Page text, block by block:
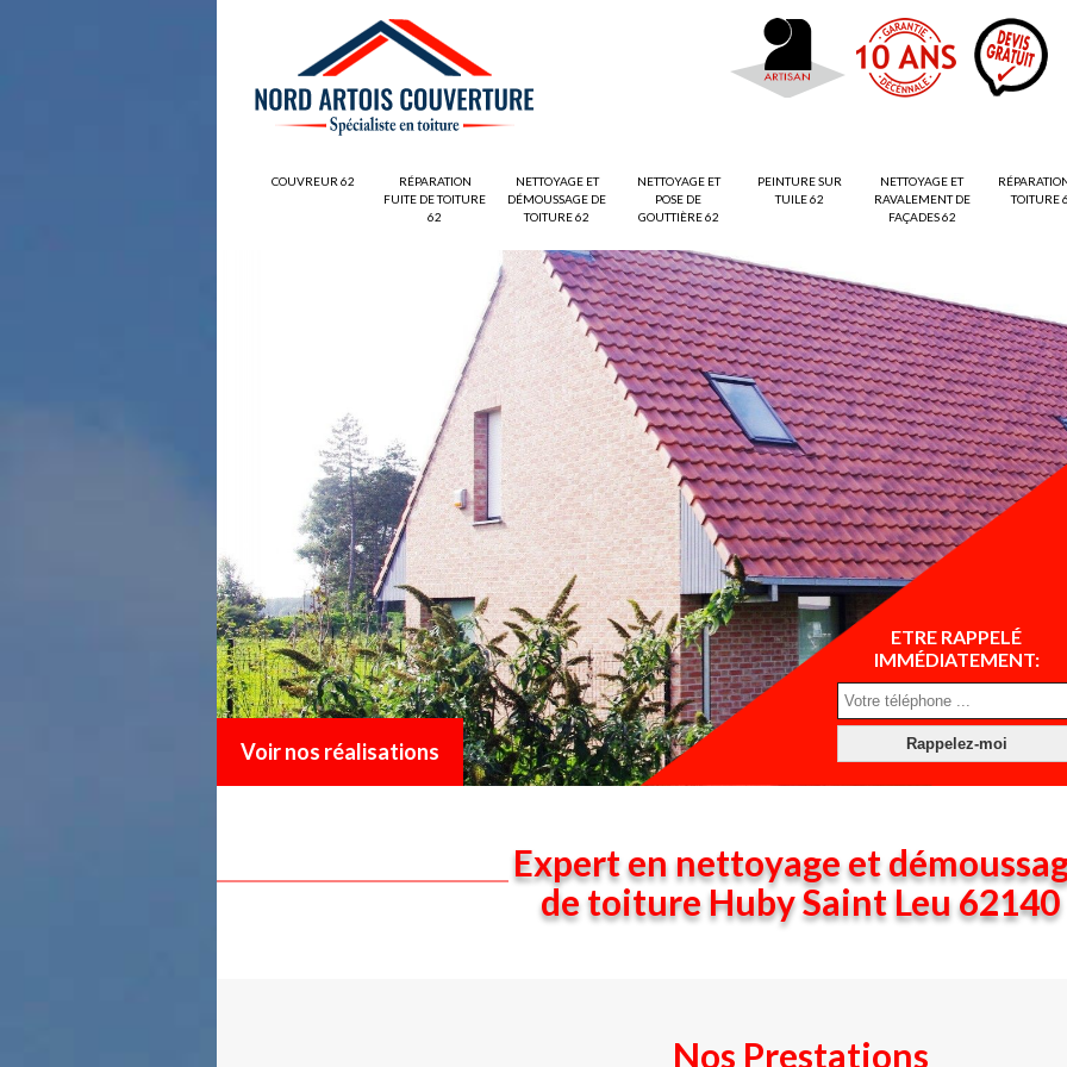
COUVREUR 62
RÉPARATION
FUITE DE TOITURE
62
NETTOYAGE ET
DÉMOUSSAGE DE
TOITURE 62
NETTOYAGE ET
POSE DE
GOUTTIÈRE 62
PEINTURE SUR
TUILE 62
NETTOYAGE ET
RAVALEMENT DE
FAÇADES 62
TOITURE
Voir nos réalisations
ETRE RAPPELÉ
IMMÉDIATEMENT:
Expert en nettoyage et
de toiture Huby Saint Leu 62140
Nos Prestations